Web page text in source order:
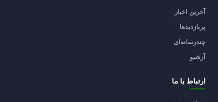
آخرین اخبار
پربازدیدها
چندرسانه‌ای
آرشیو
ارتباط با ما